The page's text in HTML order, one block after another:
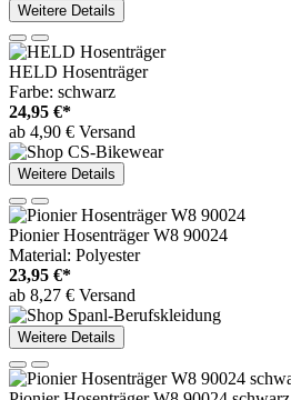
Weitere Details
HELD Hosenträger
Farbe: schwarz
24,95 €*
ab 4,90 € Versand
Weitere Details
Pionier Hosenträger W8 90024
Material: Polyester
23,95 €*
ab 8,27 € Versand
Weitere Details